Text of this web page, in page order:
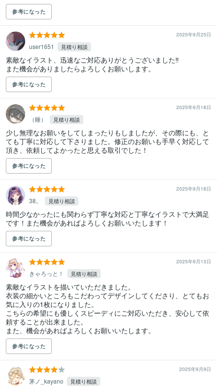
参考になった
2025年9月25日
user1651 見積り相談
素敵なイラスト、迅速なご対応ありがとうございました‼︎
また機会がありましたらよろしくお願いします。
参考になった
2025年9月18日
（睡） 見積り相談
少し無理なお願いをしてしまったりもしましたが、その際にも、と
ても丁寧に対応して下さりました。修正のお願いも手早く対応して
頂き、依頼してよかったと思える取引でした！
参考になった
2025年9月18日
38。 見積り相談
時間少なかったにも関わらず丁寧な対応と丁寧なイラストで大満足
です！また機会があればよろしくお願いいたします！
参考になった
2025年9月13日
きゃろっと！ 見積り相談
素敵なイラストを描いていただきました。
衣装の細かいところもこだわってデザインしてくださり、とてもお
気に入りの1枚になりました。
こちらの希望にも優しくスピーディにご対応いただき、安心して依
頼することが出来ました。
また、機会があればよろしくお願いいたします。
参考になった
2025年9月9日
茅ノ_kayano 見積り相談